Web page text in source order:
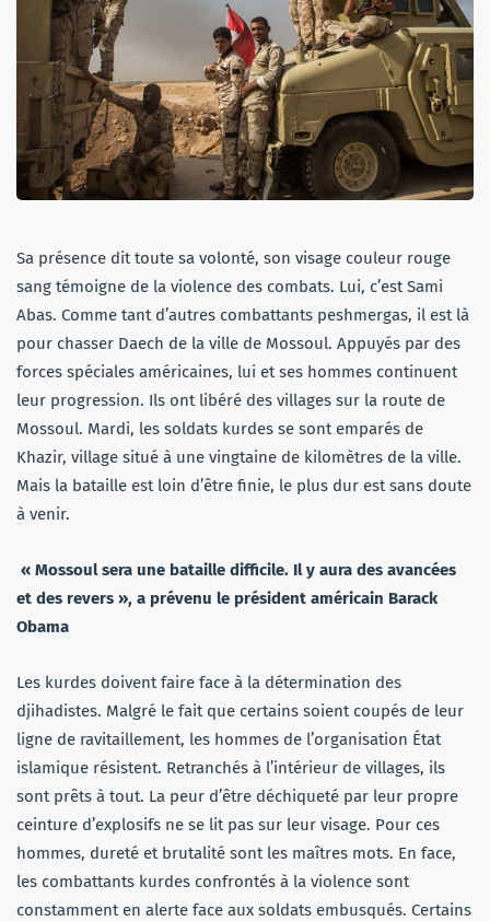
Sa présence dit toute sa volonté, son visage couleur rouge
sang témoigne de la violence des combats. Lui, c’est Sami
Abas. Comme tant d’autres combattants peshmergas, il est là
pour chasser Daech de la ville de Mossoul. Appuyés par des
forces spéciales américaines, lui et ses hommes continuent
leur progression. Ils ont libéré des villages sur la route de
Mossoul. Mardi, les soldats kurdes se sont emparés de
Khazir, village situé à une vingtaine de kilomètres de la ville.
Mais la bataille est loin d’être finie, le plus dur est sans doute
à venir.
« Mossoul sera une bataille difficile. Il y aura des avancées
et des revers », a prévenu le président américain Barack
Obama
Les kurdes doivent faire face à la détermination des
djihadistes. Malgré le fait que certains soient coupés de leur
ligne de ravitaillement, les hommes de l’organisation État
islamique résistent. Retranchés à l’intérieur de villages, ils
sont prêts à tout. La peur d’être déchiqueté par leur propre
ceinture d’explosifs ne se lit pas sur leur visage. Pour ces
hommes, dureté et brutalité sont les maîtres mots. En face,
les combattants kurdes confrontés à la violence sont
constamment en alerte face aux soldats embusqués. Certains